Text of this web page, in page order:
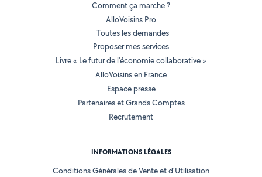
Comment ça marche ?
AlloVoisins Pro
Toutes les demandes
Proposer mes services
Livre « Le futur de l'économie collaborative »
AlloVoisins en France
Espace presse
Partenaires et Grands Comptes
Recrutement
INFORMATIONS LÉGALES
Conditions Générales de Vente et d'Utilisation